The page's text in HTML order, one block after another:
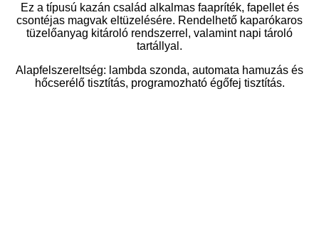
Ez a típusú kazán család alkalmas faapríték, fapellet és
csontéjas magvak eltüzelésére. Rendelhető kaparókaros
tüzelőanyag kitároló rendszerrel, valamint napi tároló
tartállyal.
Alapfelszereltség: lambda szonda, automata hamuzás és
hőcserélő tisztítás, programozható égőfej tisztítás.